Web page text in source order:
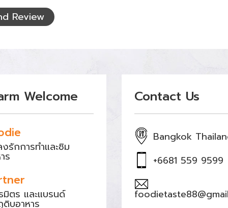
Review
Welcome
รักการทำและชิม
ร
ตร และแบรนด์
บอาหาร
Contact Us
Bangkok
+6681 559 9599